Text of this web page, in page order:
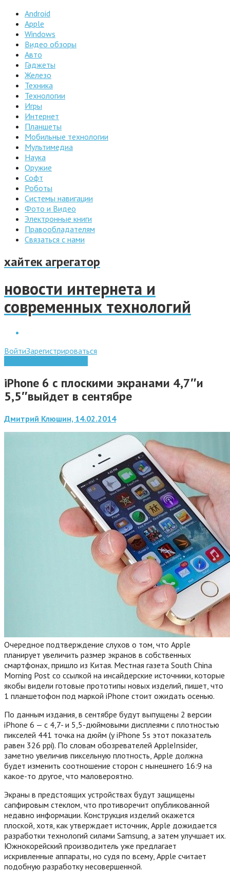
Android
Apple
Windows
Видео обзоры
Авто
Гаджеты
Железо
Техника
Технологии
Игры
Интернет
Планшеты
Мобильные технологии
Мультимедиа
Наука
Оружие
Софт
Роботы
Системы навигации
Фото и Видео
Электронные книги
Правообладателям
Связаться с нами
хайтек агрегатор
новости интернета и
современных технологий
ВойтиЗарегистрироваться
iPhone 6 с плоскими экранами 4,7″и
5,5″выйдет в сентябре
Дмитрий Клюшин, 14.02.2014
Очередное подтверждение слухов о том, что Apple
планирует увеличить размер экранов в собственных
смартфонах, пришло из Китая. Местная газета South China
Morning Post со ссылкой на инсайдерские источники, которые
якобы видели готовые прототипы новых изделий, пишет, что
1 планшетофон под маркой iPhone стоит ожидать осенью.
По данным издания, в сентябре будут выпущены 2 версии
iPhone 6 — с 4,7- и 5,5-дюймовыми дисплеями с плотностью
пикселей 441 точка на дюйм (у iPhone 5s этот показатель
равен 326 ppi). По словам обозревателей AppleInsider,
заметно увеличив пиксельную плотность, Apple должна
будет изменить соотношение сторон с нынешнего 16:9 на
какое-то другое, что маловероятно.
Экраны в предстоящих устройствах будут защищены
сапфировым стеклом, что противоречит опубликованной
недавно информации. Конструкция изделий окажется
плоской, хотя, как утверждает источник, Apple дожидается
разработки технологий силами Samsung, а затем улучшает их.
Южнокорейский производитель уже предлагает
искривленные аппараты, но судя по всему, Apple считает
подобную разработку несовершенной.